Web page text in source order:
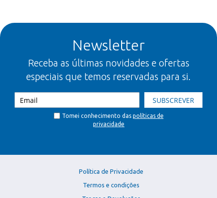
Newsletter
Receba as últimas novidades e ofertas
especiais que temos reservadas para si.
SUBSCREVER
Tomei conhecimento das políticas de
privacidade
Política de Privacidade
Termos e condições